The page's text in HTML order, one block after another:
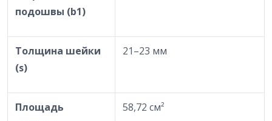
подошвы (b1)
Толщина шейки
(s)
21–23 мм
Площадь
58,72 см²